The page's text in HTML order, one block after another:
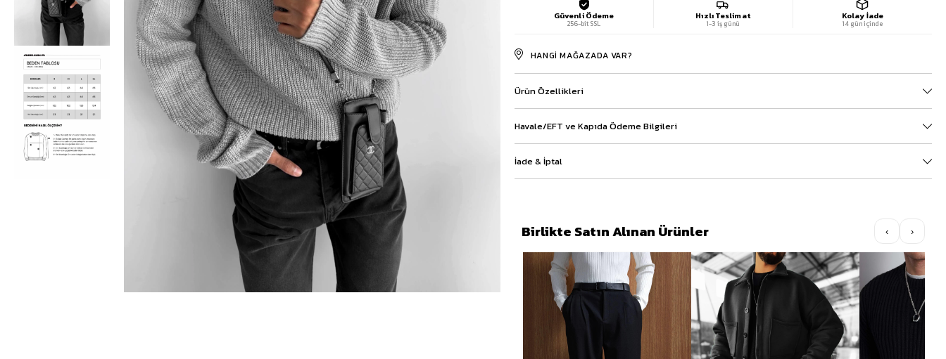
Bisiklet Yaka T-Shirt
Pamuklu T-Shirt
Spor Atleti
Sweatshirt
Hoodie / Kapüşonlu
Hırka
Kazak
Baggy Şort
Keten Şort
Kargo Şort
İKİLİ TAKIM
Gömlek Pantolon Takım
Ceket Pantolon Takım
Eşofman Takımı
Güvenli Ödeme
256-bit SSL
Hızlı Teslimat
1-3 iş günü
Kolay İade
14 gün içinde
HANGI MAĞAZADA VAR?
Ürün Özellikleri
Havale/EFT ve Kapıda Ödeme Bilgileri
İade & İptal
Birlikte Satın Alınan Ürünler ‹ ›